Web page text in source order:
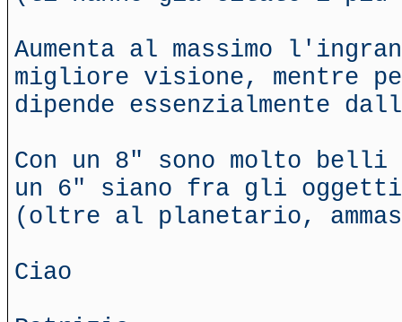
Aumenta al massimo
migliore visione, mentre
dipende essenzialmente
Con un 8" sono molto belli
un 6" siano fra gli
(oltre al planetario,
Ciao